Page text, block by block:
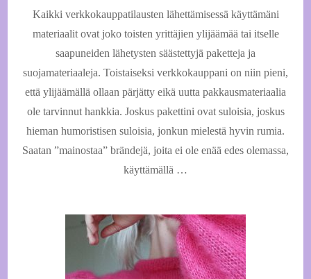
Kaikki verkkokauppatilausten lähettämisessä käyttämäni
materiaalit ovat joko toisten yrittäjien ylijäämää tai itselle
saapuneiden lähetysten säästettyjä paketteja ja
suojamateriaaleja. Toistaiseksi verkkokauppani on niin pieni,
että ylijäämällä ollaan pärjätty eikä uutta pakkausmateriaalia
ole tarvinnut hankkia. Joskus pakettini ovat suloisia, joskus
hieman humoristisen suloisia, jonkun mielestä hyvin rumia.
Saatan ”mainostaa” brändejä, joita ei ole enää edes olemassa,
käyttämällä …